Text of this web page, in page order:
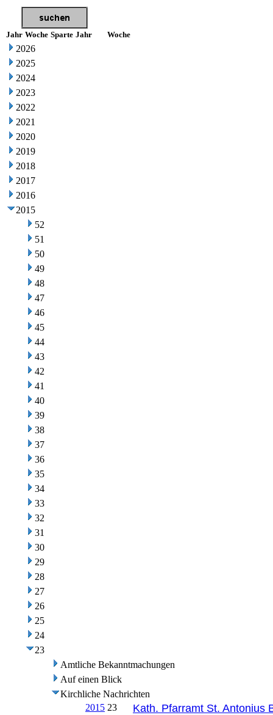
Jahr Woche Sparte Jahr Woche
2026
2025
2024
2023
2022
2021
2020
2019
2018
2017
2016
2015
52
51
50
49
48
47
46
45
44
43
42
41
40
39
38
37
36
35
34
33
32
31
30
29
28
27
26
25
24
23
Amtliche Bekanntmachungen
Auf einen Blick
Kirchliche Nachrichten
2015 23 Kath. Pfarramt St. Antonius